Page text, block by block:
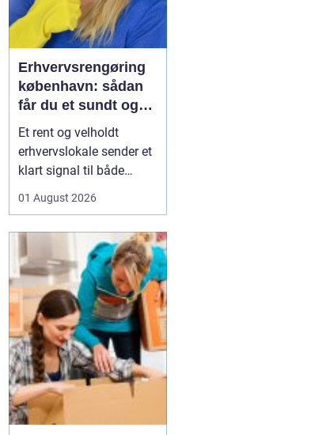
Erhvervsrengøring
københavn: sådan
får du et sundt og
professionelt
arbejdsmiljø
Et rent og velholdt
erhvervslokale sender et
klart signal til både
Mange virksomheder i
først værdien af
professionel rengøring,
når støvniveauet stiger,
medarbejdere klager
over indeklimaet, eller
kunder kom...
01 August 2026